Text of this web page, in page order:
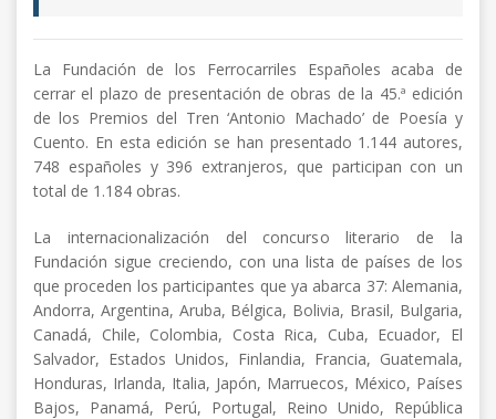
La Fundación de los Ferrocarriles Españoles acaba de
cerrar el plazo de presentación de obras de la 45.ª edición
de los Premios del Tren ‘Antonio Machado’ de Poesía y
Cuento. En esta edición se han presentado 1.144 autores,
748 españoles y 396 extranjeros, que participan con un
total de 1.184 obras.
La internacionalización del concurso literario de la
Fundación sigue creciendo, con una lista de países de los
que proceden los participantes que ya abarca 37: Alemania,
Andorra, Argentina, Aruba, Bélgica, Bolivia, Brasil, Bulgaria,
Canadá, Chile, Colombia, Costa Rica, Cuba, Ecuador, El
Salvador, Estados Unidos, Finlandia, Francia, Guatemala,
Honduras, Irlanda, Italia, Japón, Marruecos, México, Países
Bajos, Panamá, Perú, Portugal, Reino Unido, República